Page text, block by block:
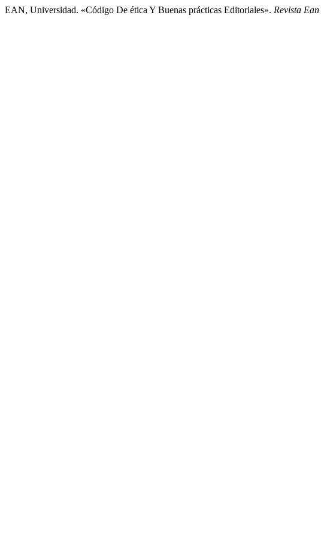
EAN, Universidad. «Código De ética Y Buenas prácticas Editoriales». Revista Ean